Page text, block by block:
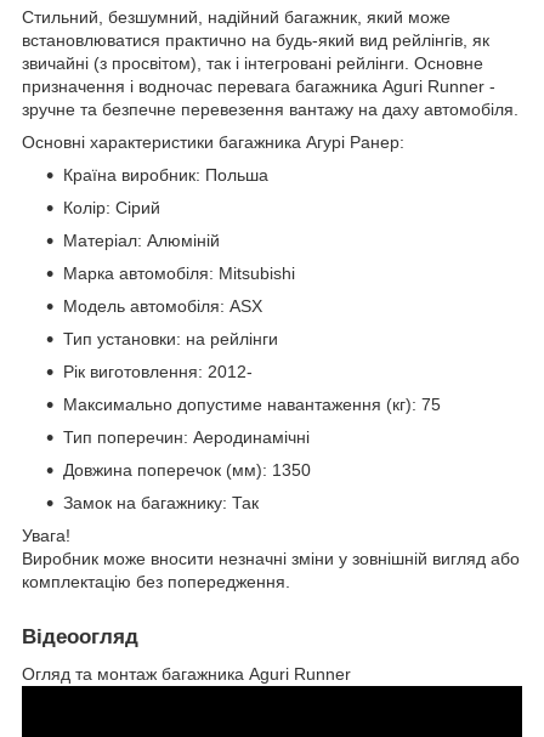
Стильний, безшумний, надійний багажник, який може
встановлюватися практично на будь-який вид рейлінгів, як
звичайні (з просвітом), так і інтегровані рейлінги. Основне
призначення і водночас перевага багажника Aguri Runner -
зручне та безпечне перевезення вантажу на даху автомобіля.
Основні характеристики багажника Агурі Ранер:
Країна виробник: Польша
Колір: Сірий
Матеріал: Алюміній
Марка автомобіля: Mitsubishi
Модель автомобіля: ASX
Тип установки: на рейлінги
Рік виготовлення: 2012-
Максимально допустиме навантаження (кг): 75
Тип поперечин: Аеродинамічні
Довжина поперечок (мм): 1350
Замок на багажнику: Так
Увага!
Виробник може вносити незначні зміни у зовнішній вигляд або
комплектацію без попередження.
Відеоогляд
Огляд та монтаж багажника Aguri Runner